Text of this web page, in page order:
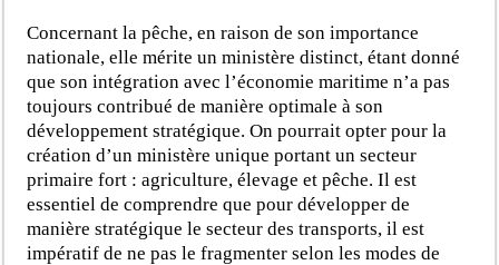
Concernant la pêche, en raison de son importance
nationale, elle mérite un ministère distinct, étant donné
que son intégration avec l’économie maritime n’a pas
toujours contribué de manière optimale à son
développement stratégique. On pourrait opter pour la
création d’un ministère unique portant un secteur
primaire fort : agriculture, élevage et pêche. Il est
essentiel de comprendre que pour développer de
manière stratégique le secteur des transports, il est
impératif de ne pas le fragmenter selon les modes de